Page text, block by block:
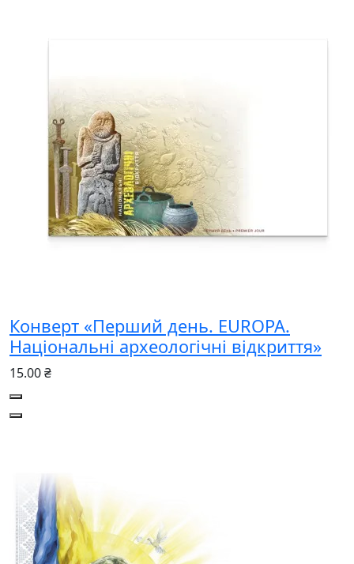
Конверт «Перший день. EUROPA.
Національні археологічні відкриття»
15.00 ₴